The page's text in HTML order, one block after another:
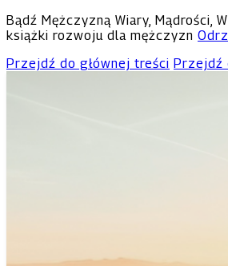
Bądź Mężczyzną Wiary, Mądrości,
książki rozwoju dla mężczyzn
Przejdź do głównej treści Przejdź